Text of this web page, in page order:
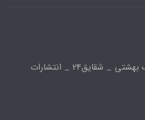
اتوبان بابایی _ شهرک بهشتی _ شقایق24 _ انتشارات